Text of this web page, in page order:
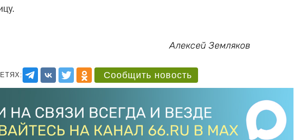
Алексей Земляков
Сообщить новость